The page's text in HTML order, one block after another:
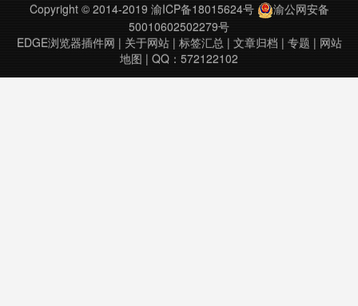
Copyright © 2014-2019 渝ICP备18015624号
渝公网安备
50010602502279号
EDGE浏览器插件网 | 关于网站| 标签汇总| 文章归档 | 专题 | 网站
地图 | QQ：572122102